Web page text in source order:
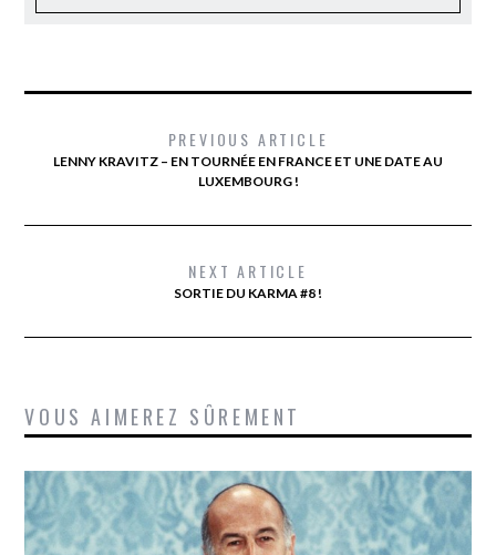
PREVIOUS ARTICLE
LENNY KRAVITZ – EN TOURNÉE EN FRANCE ET UNE DATE AU
LUXEMBOURG !
NEXT ARTICLE
SORTIE DU KARMA #8 !
VOUS AIMEREZ SÛREMENT